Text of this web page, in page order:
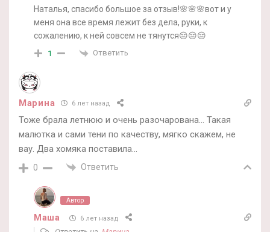
Наталья, спасибо большое за отзыв!🌸🌸🌸вот и у
меня она все время лежит без дела, руки, к
сожалению, к ней совсем не тянутся😔😔😔
1 Ответить
Марина 6 лет назад
Тоже брала летнюю и очень разочарована… Такая
малютка и сами тени по качеству, мягко скажем, не
вау. Два хомяка поставила…
0 Ответить
Автор
Маша 6 лет назад